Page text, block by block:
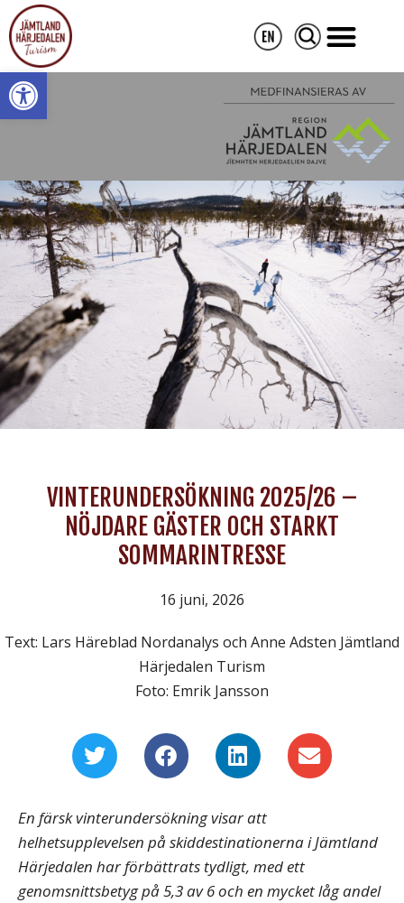
Open toolbar
VINTERUNDERSÖKNING 2025/26 –
NÖJDARE GÄSTER OCH STARKT
SOMMARINTRESSE
16 juni, 2026
Text: Lars Häreblad Nordanalys och Anne Adsten Jämtland
Härjedalen Turism
Foto: Emrik Jansson
En färsk vinterundersökning visar att
helhetsupplevelsen på skiddestinationerna i Jämtland
Härjedalen har förbättrats tydligt, med ett
genomsnittsbetyg på 5,3 av 6 och en mycket låg andel